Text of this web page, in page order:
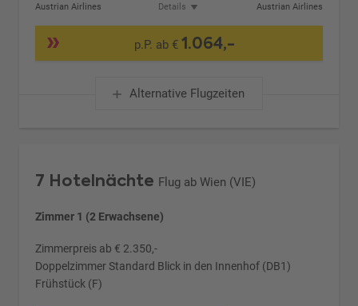
Austrian Airlines
Details
Austrian Airlines
p.P. ab €1.064,-
Alternative Flugzeiten
7 Hotelnächte Flug ab Wien (VIE)
Zimmer 1 (2 Erwachsene)
Zimmerpreis ab € 2.350,-
Doppelzimmer Standard Blick in den Innenhof (DB1)
Frühstück (F)